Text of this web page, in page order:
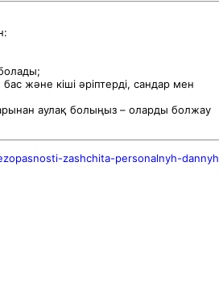
және кіші әріптерді, сандар мен
аулақ болыңыз – оларды болжау
zashchita-personalnyh-dannyh